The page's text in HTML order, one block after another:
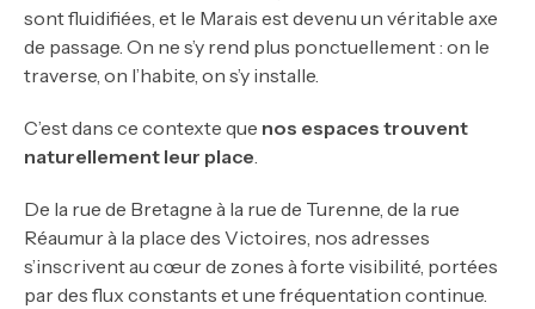
sont fluidifiées, et le Marais est devenu un véritable axe
de passage. On ne s’y rend plus ponctuellement : on le
traverse, on l’habite, on s’y installe.
C’est dans ce contexte que nos espaces trouvent
naturellement leur place
De la rue de Bretagne à la rue de Turenne, de la rue
Réaumur à la place des Victoires, nos adresses
s’inscrivent au cœur de zones à forte visibilité, portées
par des flux constants et une fréquentation continue.